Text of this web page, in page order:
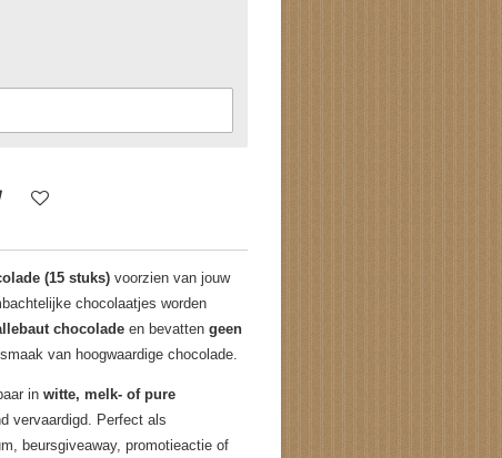
(15 stuks) voorzien van jouw
chocolaatjes worden
chocolade en bevatten geen
van hoogwaardige chocolade.
in witte, melk- of pure
vervaardigd. Perfect als
beursgiveaway, promotieactie of